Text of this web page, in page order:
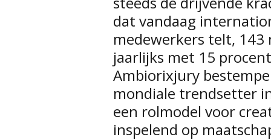
dat vandaag
medewerkers telt,
jaarlijks met 15
Ambiorixjury
mondiale trendsetter
een rolmodel voor
inspelend op